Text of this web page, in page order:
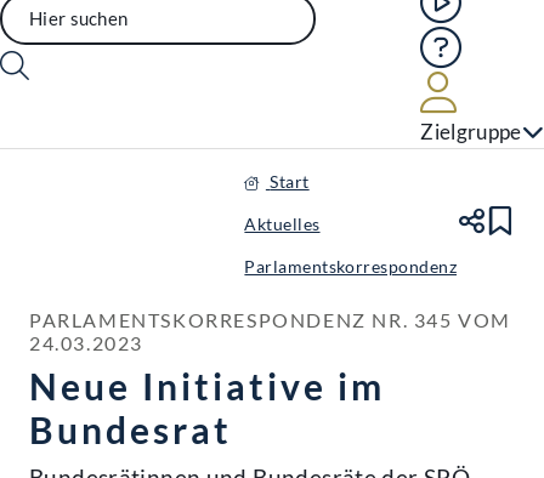
Hilfe
Zielgruppe
Start
Aktuelles
Parlamentskorrespondenz
PARLAMENTSKORRESPONDENZ NR. 345 VOM
24.03.2023
Neue Initiative im
Bundesrat